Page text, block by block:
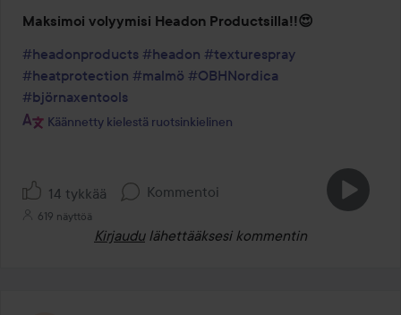
Maksimoi volyymisi Headon Productsilla!!😍
#headonproducts #headon #texturespray
#heatprotection #malmö #OBHNordica
#björnaxentools
Käännetty kielestä ruotsinkielinen
14 tykkää Kommentoi
619 näyttöä
Kirjaudu lähettääksesi kommentin